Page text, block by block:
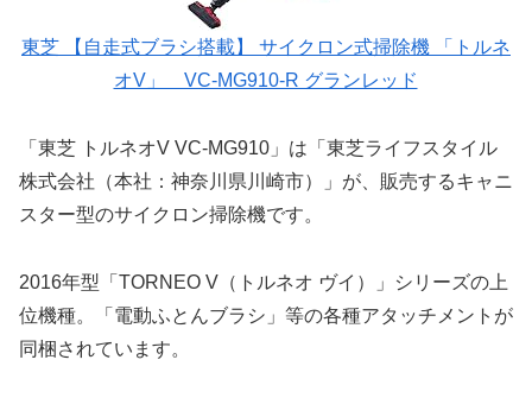
東芝 【自走式ブラシ搭載】 サイクロン式掃除機 「トルネ
オV」 VC-MG910-R グランレッド
「東芝 トルネオV VC-MG910」は「東芝ライフスタイル
株式会社（本社：神奈川県川崎市）」が、販売するキャニ
スター型のサイクロン掃除機です。
2016年型「TORNEO V（トルネオ ヴイ）」シリーズの上
位機種。「電動ふとんブラシ」等の各種アタッチメントが
同梱されています。